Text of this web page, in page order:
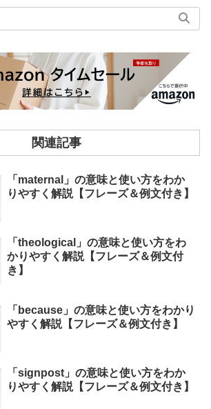
関連記事
「maternal」の意味と使い方をわか
りやすく解説【フレーズ＆例文付き】
「theological」の意味と使い方をわ
かりやすく解説【フレーズ＆例文付
き】
「because」の意味と使い方をわかり
やすく解説【フレーズ＆例文付き】
「signpost」の意味と使い方をわか
りやすく解説【フレーズ＆例文付き】